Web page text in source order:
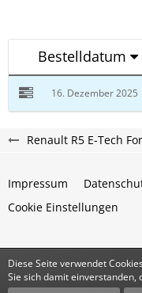
Bestelldatum
16. Dezember 2025
Impressum
Cookie Einstellungen
Diese Seite verwendet
Sie sich damit einverstanden,